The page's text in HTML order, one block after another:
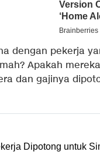
dengan pekerja
Apakah
dan gajinya
Dipotong untuk